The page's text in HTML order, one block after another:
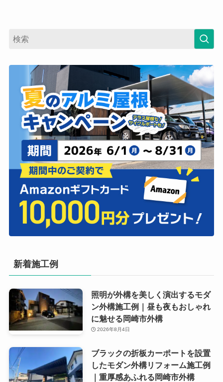
新着施工例
照明が外構を美しく演出するモダ
ン外構施工例｜昼も夜もおしゃれ
に魅せる岡崎市外構
2026年8月4日
ブラックの折板カーポートを設置
したモダン外構リフォーム施工例
｜重厚感あふれる岡崎市外構